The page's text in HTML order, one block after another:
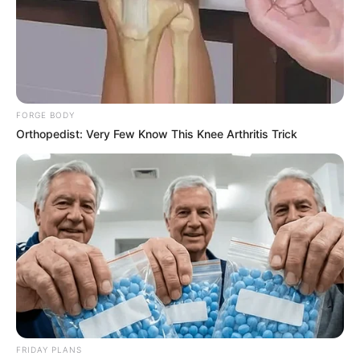
ΠΡΟΧΩΡΟΥΜΕ ΣΕ ΣΤΑΔΙΑΚΗ ΚΛΙΜΑΚΩΣΗ
ΚΑΙ ΑΥΞΗΣΗ ΤΗΣ ΕΝΤΑΣΗΣ ΠΟΥ ΘΑ
ΣΥΓΚΛΟΝΙΣΕΙ ΤΟΝ ΚΟΣΜΟ!
ΠΡΟΧΩΡΟΥΜΕ ΣΕ ΣΤΑΔΙΑΚΗ ΚΛΙΜΑΚΩΣΗ ΚΑΙ ΑΥΞΗΣΗ ΤΗΣ
ΕΝΤΑΣΗΣ ΠΟΥ ΘΑ ΣΥΓΚΛΟΝΙΣΕΙ ΤΟΝ ΚΟΣΜΟ! Βιώνουμε την
ηρεμία πριν την καταιγίδα στις μέρες μας.. Πολλές χώρες
κινητοποιούν...
FORGE BODY
Orthopedist: Very Few Know This Knee Arthritis Trick
FRIDAY PLANS